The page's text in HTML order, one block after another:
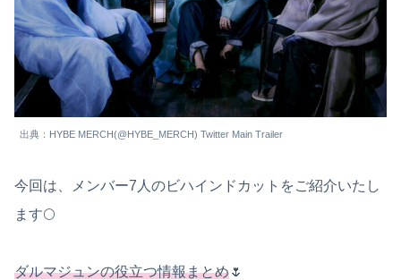
出典：HYBE MERCH(@HYBE_MERCH) Twitter Main Trailer
今回は、メンバー7人のビハインドカットをご紹介いたし
ます🌕
ダルマジュンの役立つ情報まとめ🌷